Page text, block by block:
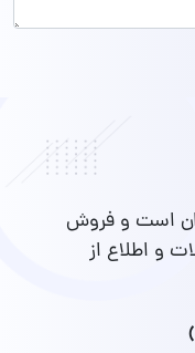
است و فروش
و اطلاع از